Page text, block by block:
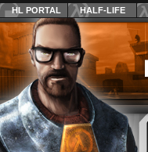
HL PORTAL HALF-LIFE